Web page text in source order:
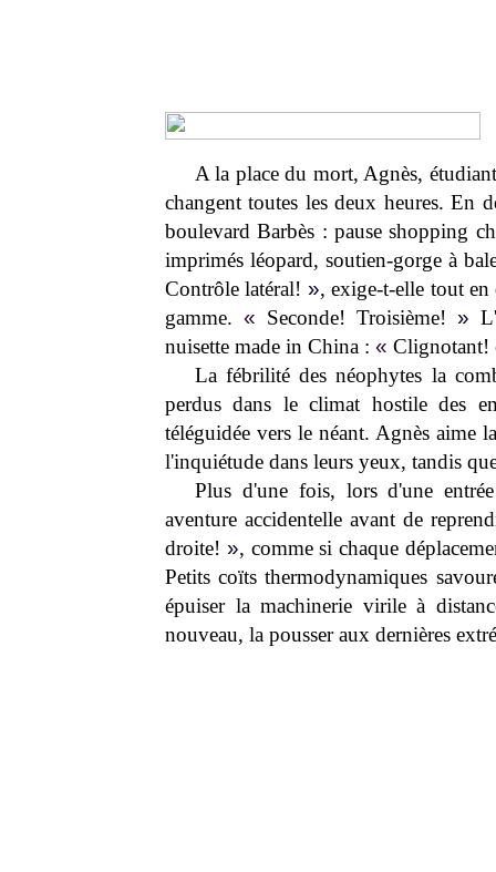
A la place du mort, Agnès,
changent toutes les deux heures. En
boulevard Barbès : pause shopping
imprimés léopard, soutien-gorge à
Contrôle latéral! », exige-t-elle tout en
gamme. « Seconde! Troisième! »
nuisette made in China : «
La fébrilité des néophytes la
perdus dans le climat hostile des
téléguidée vers le néant. Agnès aime
l'inquiétude dans leurs yeux, tandis
Plus d'une fois, lors d'une
aventure accidentelle avant de
droite! », comme si chaque
Petits coïts thermodynamiques
épuiser la machinerie virile à
nouveau, la pousser aux dernières